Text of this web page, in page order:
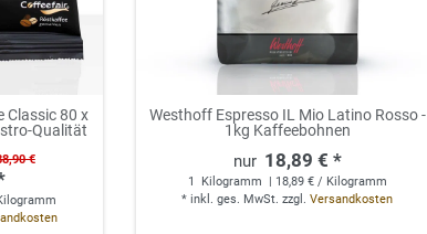
Classic 80 x
Qualität
€
Westhoff Espresso IL Mio Latino Rosso -
1kg Kaffeebohnen
18,89 € *
1 Kilogramm
| 18,89 € / Kilogramm
*inkl. ges. MwSt. zzgl.Versandkosten